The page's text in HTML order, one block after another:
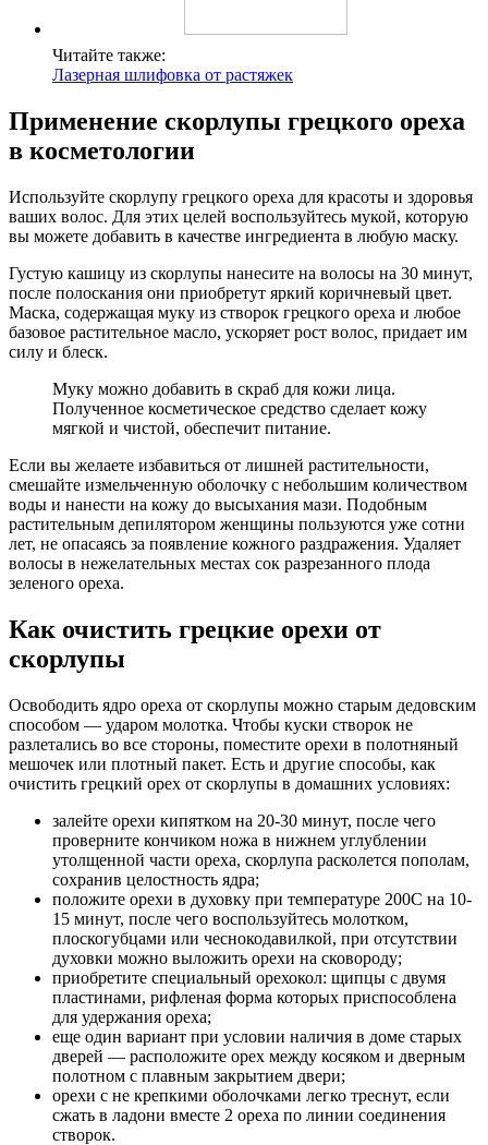
Читайте также:
Лазерная шлифовка от растяжек
Применение скорлупы грецкого ореха
в косметологии
Используйте скорлупу грецкого ореха для красоты и здоровья
ваших волос. Для этих целей воспользуйтесь мукой, которую
вы можете добавить в качестве ингредиента в любую маску.
Густую кашицу из скорлупы нанесите на волосы на 30 минут,
после полоскания они приобретут яркий коричневый цвет.
Маска, содержащая муку из створок грецкого ореха и любое
базовое растительное масло, ускоряет рост волос, придает им
силу и блеск.
Муку можно добавить в скраб для кожи лица.
Полученное косметическое средство сделает кожу
мягкой и чистой, обеспечит питание.
Если вы желаете избавиться от лишней растительности,
смешайте измельченную оболочку с небольшим количеством
воды и нанести на кожу до высыхания мази. Подобным
растительным депилятором женщины пользуются уже сотни
лет, не опасаясь за появление кожного раздражения. Удаляет
волосы в нежелательных местах сок разрезанного плода
зеленого ореха.
Как очистить грецкие орехи от
скорлупы
Освободить ядро ореха от скорлупы можно старым дедовским
способом — ударом молотка. Чтобы куски створок не
разлетались во все стороны, поместите орехи в полотняный
мешочек или плотный пакет. Есть и другие способы, как
очистить грецкий орех от скорлупы в домашних условиях:
залейте орехи кипятком на 20-30 минут, после чего
проверните кончиком ножа в нижнем углублении
утолщенной части ореха, скорлупа расколется пополам,
сохранив целостность ядра;
положите орехи в духовку при температуре 200С на 10-
15 минут, после чего воспользуйтесь молотком,
плоскогубцами или чеснокодавилкой, при отсутствии
духовки можно выложить орехи на сковороду;
приобретите специальный орехокол: щипцы с двумя
пластинами, рифленая форма которых приспособлена
для удержания ореха;
еще один вариант при условии наличия в доме старых
дверей — расположите орех между косяком и дверным
полотном с плавным закрытием двери;
орехи с не крепкими оболочками легко треснут, если
сжать в ладони вместе 2 ореха по линии соединения
створок.